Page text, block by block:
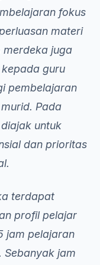
fokus
materi
merdeka juga
guru
pembelajaran
Pada
untuk
dan prioritas
terdapat
profil pelajar
jam pelajaran
Sebanyak jam